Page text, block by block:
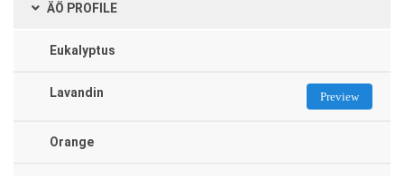
ÄÖ PROFILE
Eukalyptus
Lavandin Preview
Orange